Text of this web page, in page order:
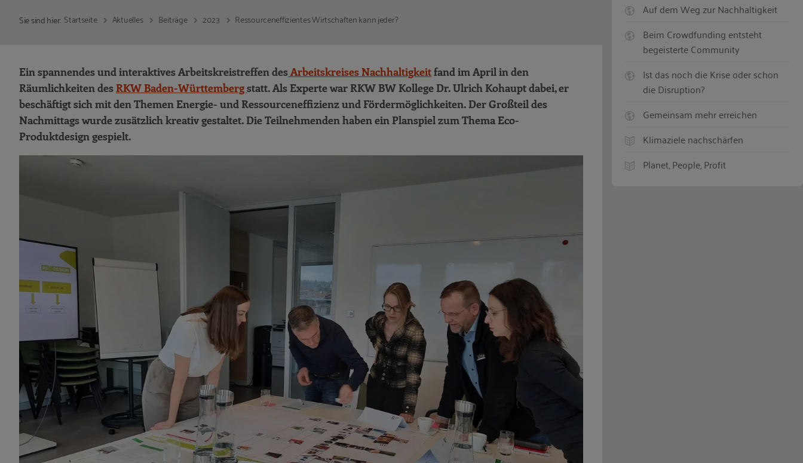
Sie sind hier: Startseite Aktuelles Beiträge 2023 Ressourceneffizientes Wirtschaften kann jeder?
Ein spannendes und interaktives Arbeitskreistreffen desArbeitskreises Nachhaltigkeitfand im April in den
Räumlichkeiten desRKW Baden-Württembergstatt. Als Experte war RKW BW Kollege Dr. Ulrich Kohaupt dabei, er
beschäftigt sich mit den Themen Energie- und Ressourceneffizienz und Fördermöglichkeiten. Der Großteil des
Nachmittags wurde zusätzlich kreativ gestaltet. Die Teilnehmenden haben ein Planspiel zum Thema Eco-
Produktdesign gespielt.
Auf dem Weg zur Nachhaltigkeit
Beim Crowdfunding entsteht
begeisterte Community
Ist das noch die Krise oder schon
die Disruption?
Gemeinsam mehr erreichen
Klimaziele nachschärfen
Planet, People, Profit